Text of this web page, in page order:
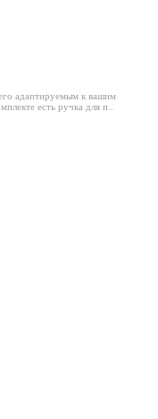
адаптируемым к вашим
есть ручка для п..